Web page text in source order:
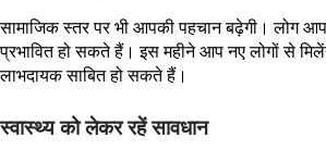
सामाजिक स्तर पर भी आपकी पहचान बढ़ेगी। लोग
प्रभावित हो सकते हैं। इस महीने आप नए लोगों से
लाभदायक साबित हो सकते हैं।
स्वास्थ्य को लेकर रहें सावधान